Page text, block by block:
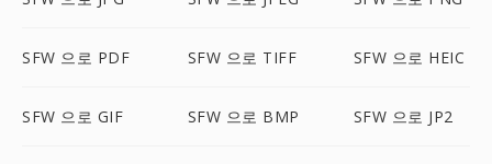
SFW 으로 PDF SFW 으로 TIFF SFW 으로 HEIC
SFW 으로 GIF SFW 으로 BMP SFW 으로 JP2